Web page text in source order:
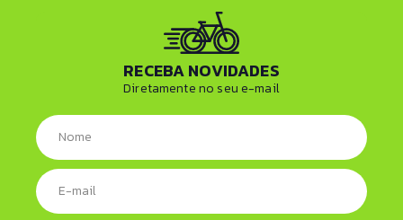
RECEBA NOVIDADES
Diretamente no seu e-mail